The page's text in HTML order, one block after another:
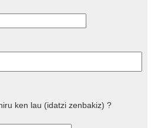
ken lau (idatzi zenbakiz) ?